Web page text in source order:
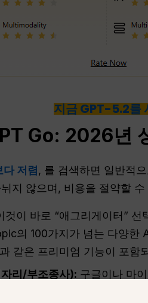
지금 GPT-5.2를
Go: 2026년
저렴, 를 검색하면 일반적
지 않으며, 비용을 절약할
것이 바로 “애그리게이터”
의 100가지가 넘는 다양한
같은 프리미엄 기능이 포함
리/부조종사): 구글이나 마
렴하지만, 유료 버전만큼 똑